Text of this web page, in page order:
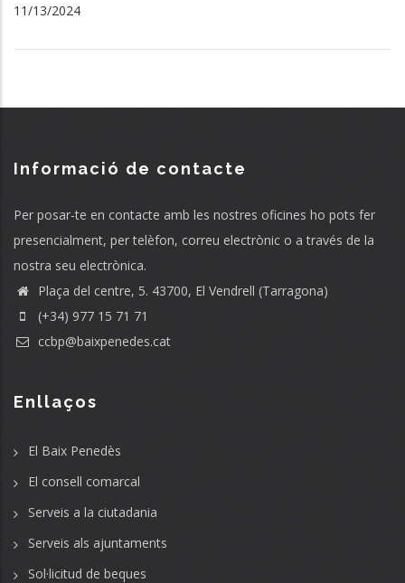
11/13/2024
Informació de contacte
Per posar-te en contacte amb les nostres oficines ho pots fer
presencialment, per telèfon, correu electrònic o a través de la
nostra seu electrònica.
Plaça del centre, 5. 43700, El Vendrell (Tarragona)
(+34) 977 15 71 71
ccbp@baixpenedes.cat
Enllaços
El Baix Penedès
El consell comarcal
Serveis a la ciutadania
Serveis als ajuntaments
Sol·licitud de beques